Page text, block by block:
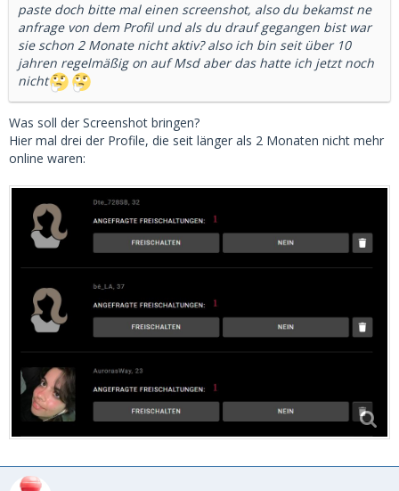
paste doch bitte mal einen screenshot, also du bekamst ne
anfrage von dem Profil und als du drauf gegangen bist war
sie schon 2 Monate nicht aktiv? also ich bin seit über 10
jahren regelmäßig on auf Msd aber das hatte ich jetzt noch
nicht
Was soll der Screenshot bringen?
Hier mal drei der Profile, die seit länger als 2 Monaten nicht mehr
online waren: